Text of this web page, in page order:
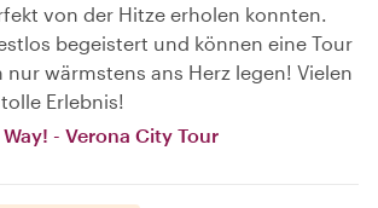
von der Hitze erholen konnten.
begeistert und können eine Tour
nur wärmstens ans Herz legen! Vielen
Erlebnis!
- Verona City Tour